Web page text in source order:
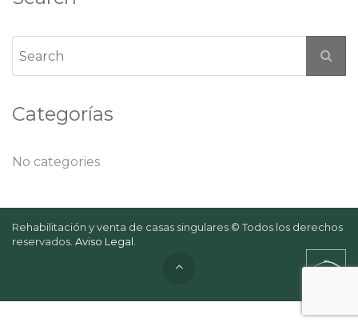
Categorías
No categories
Rehabilitación y venta de casas singulares © Todos los derechos
reservados. Aviso Legal